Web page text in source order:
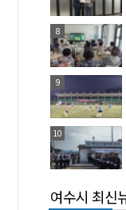
8
9
10
여수시 최신